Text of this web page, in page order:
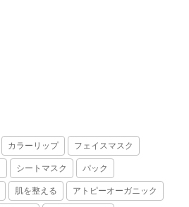
カラーリップ フェイスマスク
シートマスク パック
肌を整える アトピーオーガニック